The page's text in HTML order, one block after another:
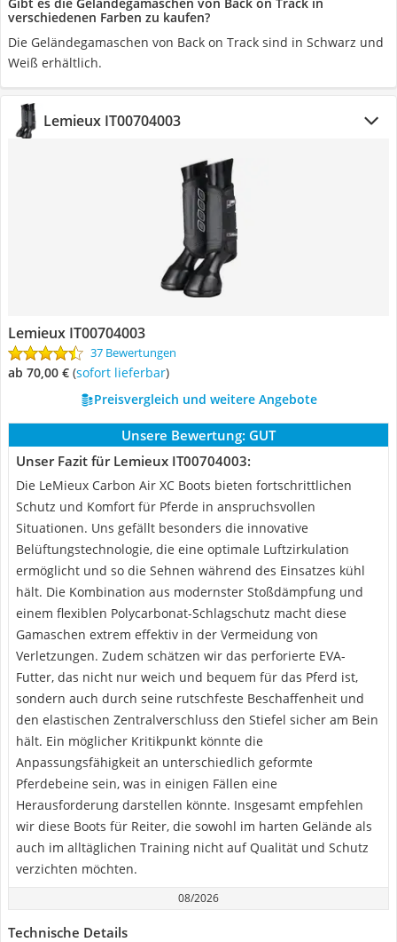
verschiedenen Farben zu kaufen?
Die Geländegamaschen von Back on Track sind in Schwarz und
Weiß erhältlich.
Lemieux IT00704003
Lemieux IT00704003
37 Bewertungen
ab 70,00 € ( Sofort lieferbar)
Preisvergleich und weitere Angebote
Unsere Bewertung: GUT
Unser Fazit für Lemieux IT00704003:
Die LeMieux Carbon Air XC Boots bieten fortschrittlichen
Schutz und Komfort für Pferde in anspruchsvollen
Situationen. Uns gefällt besonders die innovative
Belüftungstechnologie, die eine optimale Luftzirkulation
ermöglicht und so die Sehnen während des Einsatzes kühl
hält. Die Kombination aus modernster Stoßdämpfung und
einem flexiblen Polycarbonat-Schlagschutz macht diese
Gamaschen extrem effektiv in der Vermeidung von
Verletzungen. Zudem schätzen wir das perforierte EVA-
Futter, das nicht nur weich und bequem für das Pferd ist,
sondern auch durch seine rutschfeste Beschaffenheit und
den elastischen Zentralverschluss den Stiefel sicher am Bein
hält. Ein möglicher Kritikpunkt könnte die
Anpassungsfähigkeit an unterschiedlich geformte
Pferdebeine sein, was in einigen Fällen eine
Herausforderung darstellen könnte. Insgesamt empfehlen
wir diese Boots für Reiter, die sowohl im harten Gelände als
auch im alltäglichen Training nicht auf Qualität und Schutz
verzichten möchten.
08/2026
Technische Details